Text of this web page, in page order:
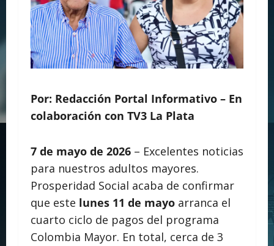
Por: Redacción Portal Informativo – En
colaboración con TV3 La Plata
7 de mayo de 2026 – Excelentes noticias
para nuestros adultos mayores.
Prosperidad Social acaba de confirmar
que este lunes 11 de mayo arranca el
cuarto ciclo de pagos del programa
Colombia Mayor. En total, cerca de 3